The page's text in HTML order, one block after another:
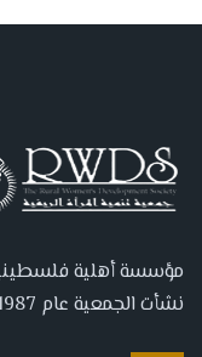
مؤسسة أهلية
نشأت الجمعية عام 1987 كدائرة نسوية في جمعية التنمية الزراعية